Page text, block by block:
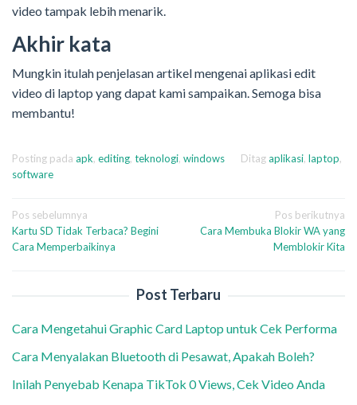
video tampak lebih menarik.
Akhir kata
Mungkin itulah penjelasan artikel mengenai aplikasi edit
video di laptop yang dapat kami sampaikan. Semoga bisa
membantu!
Posting pada apk, editing, teknologi, windows Ditagaplikasi, laptop,
software
Navigasi
pos
Pos sebelumnya
Kartu SD Tidak Terbaca? Begini
Cara Memperbaikinya
Pos berikutnya
Cara Membuka Blokir WA yang
Memblokir Kita
Post Terbaru
Cara Mengetahui Graphic Card Laptop untuk Cek Performa
Cara Menyalakan Bluetooth di Pesawat, Apakah Boleh?
Inilah Penyebab Kenapa TikTok 0 Views, Cek Video Anda